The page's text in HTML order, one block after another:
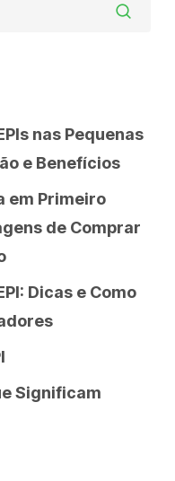
nas Pequenas
e Benefícios
em Primeiro
de Comprar
Dicas e Como
Significam